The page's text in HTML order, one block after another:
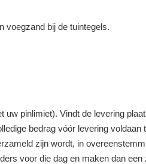
voegzand bij de tuintegels.
uw pinlimiet). Vindt de levering
bedrag vóór levering voldaan
zijn wordt, in
voor die dag en maken dan een